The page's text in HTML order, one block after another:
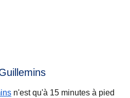
n'est qu'à 15 minutes à pied